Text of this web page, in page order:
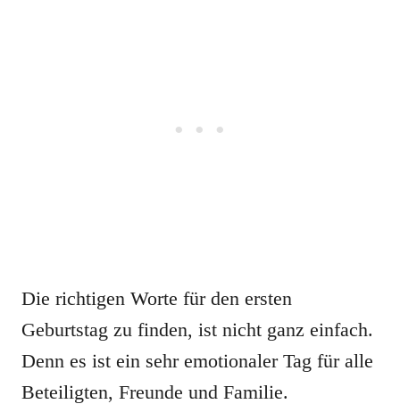
Die richtigen Worte für den ersten
Geburtstag zu finden, ist nicht ganz einfach.
Denn es ist ein sehr emotionaler Tag für alle
Beteiligten, Freunde und Familie.